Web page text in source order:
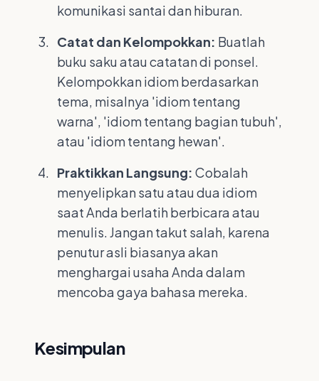
komunikasi santai dan hiburan.
Catat dan Kelompokkan: Buatlah
buku saku atau catatan di ponsel.
Kelompokkan idiom berdasarkan
tema, misalnya 'idiom tentang
warna', 'idiom tentang bagian tubuh',
atau 'idiom tentang hewan'.
Praktikkan Langsung: Cobalah
menyelipkan satu atau dua idiom
saat Anda berlatih berbicara atau
menulis. Jangan takut salah, karena
penutur asli biasanya akan
menghargai usaha Anda dalam
mencoba gaya bahasa mereka.
Kesimpulan